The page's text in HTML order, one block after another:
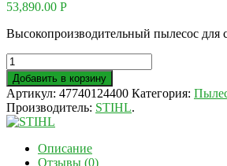
53,890.00 Р
Высокопроизводительный пылесос для
Добавить в корзину
Артикул: 47740124400 Категория:
Производитель: STIHL.
Описание
Отзывы (0)